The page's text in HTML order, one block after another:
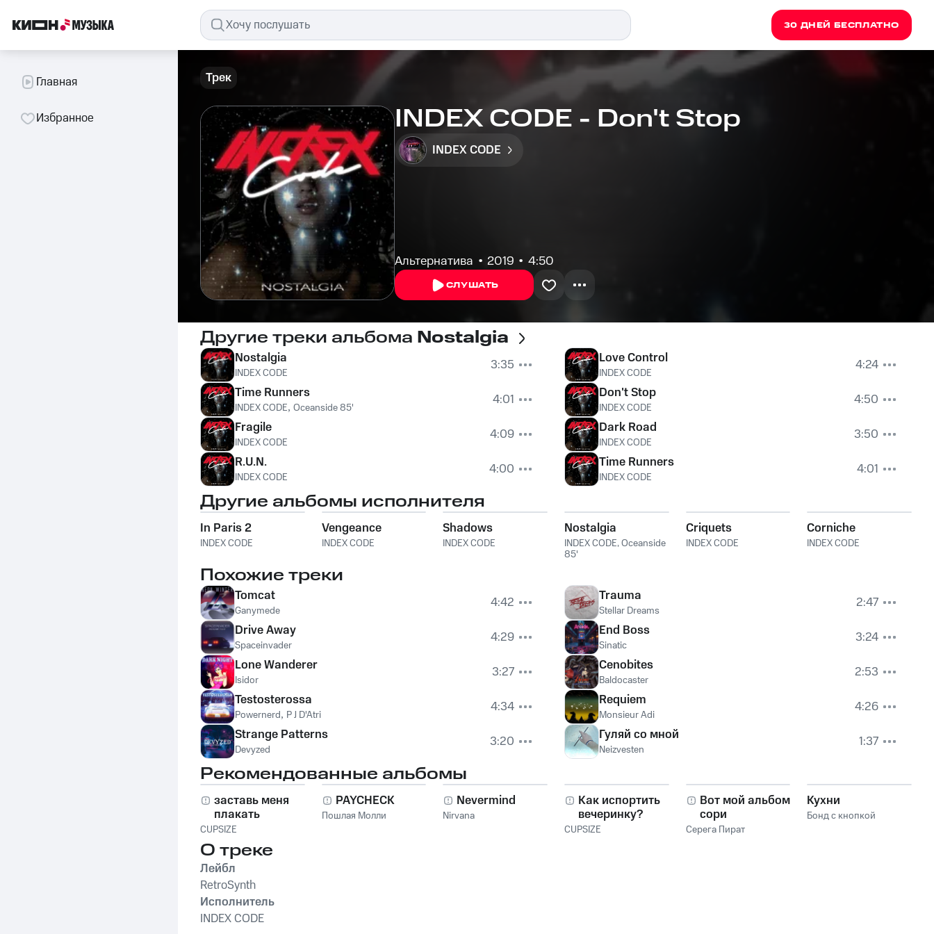
30 ДНЕЙ БЕСПЛАТНО
Главная
Избранное
Трек
INDEX CODE - Don't Stop
INDEX CODE
Альтернатива 2019 4:50
СЛУШАТЬ
Другие треки альбома Nostalgia
Nostalgia
INDEX CODE
3:35
Time Runners
INDEX CODE, Oceanside 85'
4:01
Fragile
INDEX CODE
4:09
R.U.N.
INDEX CODE 4:00
Love Control
INDEX CODE
4:24
Don't Stop
INDEX CODE
4:50
Dark Road
INDEX CODE
3:50
Time Runners
INDEX CODE 4:01
Другие альбомы исполнителя
In Paris 2
INDEX CODE
Vengeance
INDEX CODE
Shadows
INDEX CODE
Nostalgia
INDEX CODE,Oceanside
85'
Criquets
INDEX CODE
Corniche
INDEX CODE
Похожие треки
Tomcat
Ganymede
4:42
Drive Away
Spaceinvader
4:29
Lone Wanderer
Isidor
3:27
Testosterossa
Powernerd, P J D'Atri
4:34
Strange Patterns
Devyzed 3:20
Trauma
Stellar Dreams
2:47
End Boss
Sinatic
3:24
Cenobites
Baldocaster
2:53
Requiem
Monsieur Adi
4:26
Гуляй со мной
Neizvesten 1:37
Рекомендованные альбомы
заставь меня
плакать
CUPSIZE
PAYCHECK
Пошлая Молли
Nevermind
Nirvana
Как испортить
вечеринку?
CUPSIZE
Вот мой альбом,
сори
Серега Пират
Кухни
Бонд с кнопкой
О треке
Лейбл
RetroSynth
Исполнитель
INDEX CODE